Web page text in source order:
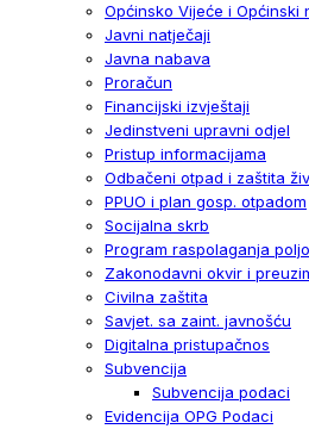
Općinsko Vijeće i Općinski
Javni natječaji
Javna nabava
Proračun
Financijski izvještaji
Jedinstveni upravni odjel
Pristup informacijama
Odbačeni otpad i zaštita
PPUO i plan gosp. otpadom
Socijalna skrb
Program raspolaganja
Zakonodavni okvir i
Civilna zaštita
Savjet. sa zaint. javnošću
Digitalna pristupačnos
Subvencija
Subvencija podaci
Evidencija OPG Podaci